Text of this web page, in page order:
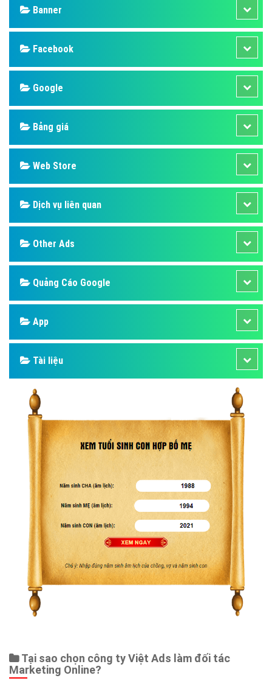
Banner
Facebook
Google
Bảng giá
Web Store
Dịch vụ liên quan
Other Ads
Quảng Cáo Google
App
Tài liệu
Tại sao chọn công ty Việt Ads làm đối tác
Marketing Online?